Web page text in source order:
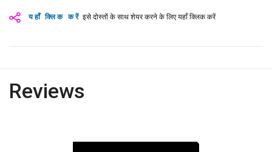
यहाँ क्लिक करें इसे दोस्तों के साथ शेयर करने के लिए यहाँ क्लिक करें
Reviews